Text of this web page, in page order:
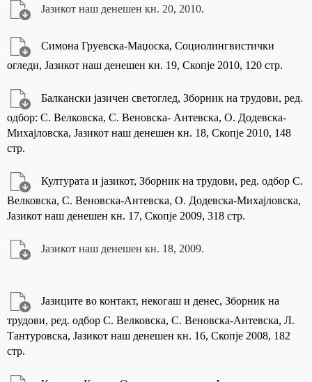
Јазикот наш денешен кн. 20, 2010.
Симона Груевска-Маџоска, Социолингвистички
огледи, Јазикот наш денешен кн. 19, Скопје 2010, 120 стр.
Балкански јазичен светоглед, Зборник на трудови, ред.
одбор: С. Велковска, С. Веновска- Антевска, О. Додевска-
Михајловска, Јазикот наш денешен кн. 18, Скопје 2010, 148
стр.
Културата и јазикот, Зборник на трудови, ред. одбор С.
Велковска, С. Веновска-Антевска, О. Додевска-Михајловска,
Јазикот наш денешен кн. 17, Скопје 2009, 318 стр.
Јазикот наш денешен кн. 18, 2009.
Јазиците во контакт, некогаш и денес, Зборник на
трудови, ред. одбор С. Велковска, С. Веновска-Антевска, Л.
Тантуровска, Јазикот наш денешен кн. 16, Скопје 2008, 182
стр.